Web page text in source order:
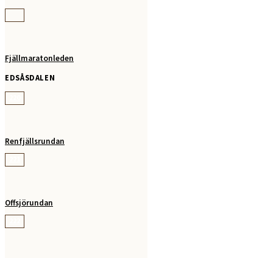
Fjällmaratonleden
EDSÅSDALEN
Renfjällsrundan
Offsjörundan